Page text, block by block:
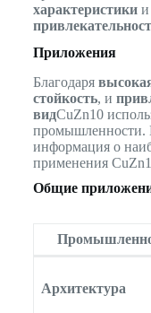
характеристикии
Приложения
Благодаря
стойкость, и
видCuZn10
промышленности.
информация о
применения
Общие
Архитектура